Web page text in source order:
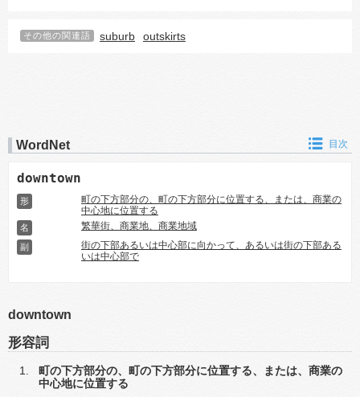
その他の関連語 suburb outskirts
WordNet 目次
downtown
形
町の下方部分の、町の下方部分に位置する、または、商業の
中心地に位置する
名 繁華街、商業地、商業地域
副
街の下部あるいは中心部に向かって、あるいは街の下部ある
いは中心部で
downtown
形容詞
町の下方部分の、町の下方部分に位置する、または、商業の
中心地に位置する